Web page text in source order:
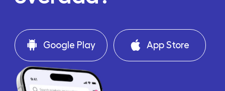
Google Play App Store